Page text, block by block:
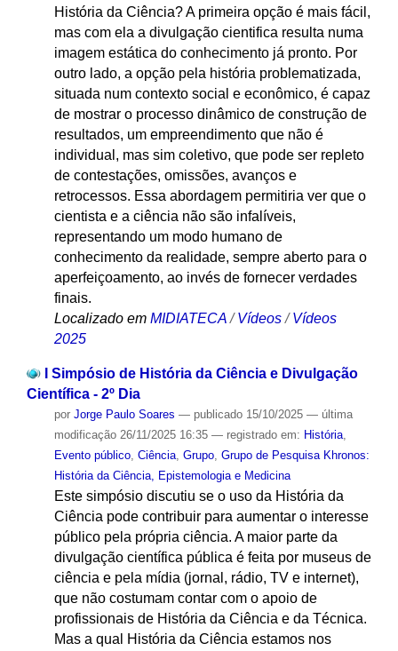
História da Ciência? A primeira opção é mais fácil,
mas com ela a divulgação cientifica resulta numa
imagem estática do conhecimento já pronto. Por
outro lado, a opção pela história problematizada,
situada num contexto social e econômico, é capaz
de mostrar o processo dinâmico de construção de
resultados, um empreendimento que não é
individual, mas sim coletivo, que pode ser repleto
de contestações, omissões, avanços e
retrocessos. Essa abordagem permitiria ver que o
cientista e a ciência não são infalíveis,
representando um modo humano de
conhecimento da realidade, sempre aberto para o
aperfeiçoamento, ao invés de fornecer verdades
finais.
Localizado em MIDIATECA / Vídeos / Vídeos
2025
I Simpósio de História da Ciência e Divulgação
Científica - 2º Dia
por Jorge Paulo Soares — publicado15/10/2025 — última
modificação26/11/2025 16:35 — registrado em: História,
Evento público, Ciência, Grupo, Grupo de Pesquisa Khronos:
História da Ciência, Epistemologia e Medicina
Este simpósio discutiu se o uso da História da
Ciência pode contribuir para aumentar o interesse
público pela própria ciência. A maior parte da
divulgação científica pública é feita por museus de
ciência e pela mídia (jornal, rádio, TV e internet),
que não costumam contar com o apoio de
profissionais de História da Ciência e da Técnica.
Mas a qual História da Ciência estamos nos